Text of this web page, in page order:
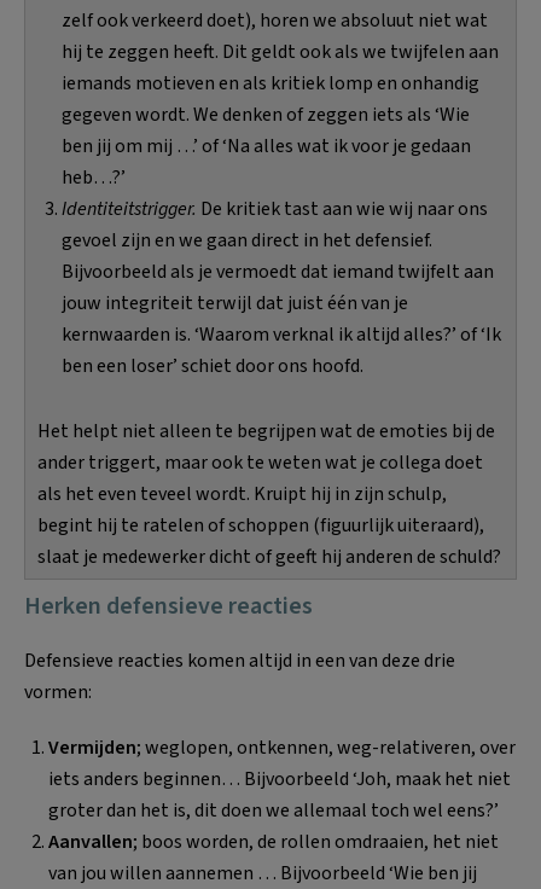
zelf ook verkeerd doet), horen we absoluut niet wat
hij te zeggen heeft. Dit geldt ook als we twijfelen aan
iemands motieven en als kritiek lomp en onhandig
gegeven wordt. We denken of zeggen iets als ‘Wie
ben jij om mij …’ of ‘Na alles wat ik voor je gedaan
heb…?’
Identiteitstrigger. De kritiek tast aan wie wij naar ons
gevoel zijn en we gaan direct in het defensief.
Bijvoorbeeld als je vermoedt dat iemand twijfelt aan
jouw integriteit terwijl dat juist één van je
kernwaarden is. ‘Waarom verknal ik altijd alles?’ of ‘Ik
ben een loser’ schiet door ons hoofd.
Het helpt niet alleen te begrijpen wat de emoties bij de
ander triggert, maar ook te weten wat je collega doet
als het even teveel wordt. Kruipt hij in zijn schulp,
begint hij te ratelen of schoppen (figuurlijk uiteraard),
slaat je medewerker dicht of geeft hij anderen de schuld?
Herken defensieve reacties
Defensieve reacties komen altijd in een van deze drie
vormen:
Vermijden; weglopen, ontkennen, weg-relativeren, over
iets anders beginnen… Bijvoorbeeld ‘Joh, maak het niet
groter dan het is, dit doen we allemaal toch wel eens?’
Aanvallen; boos worden, de rollen omdraaien, het niet
van jou willen aannemen … Bijvoorbeeld ‘Wie ben jij